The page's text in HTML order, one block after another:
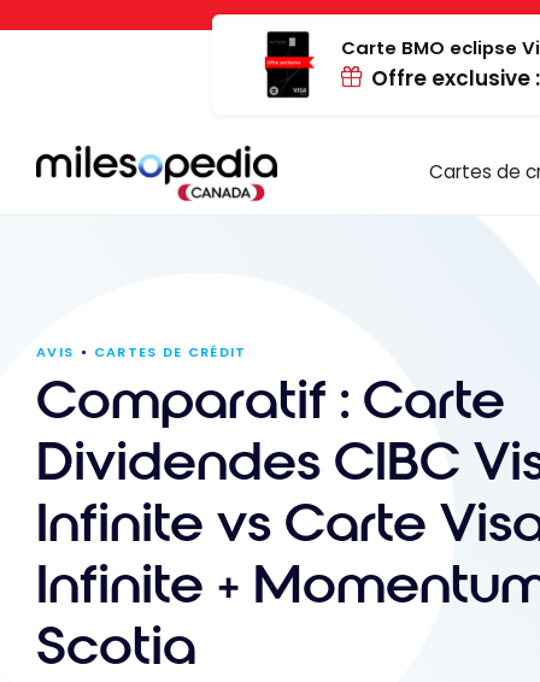
Panneau de gestion des cookies
Carte BMO eclipse
Offre exclusive
Cartes de
AVIS CARTES DE CRÉDIT
Comparatif : Carte
Dividendes CIBC
Infinite vs Carte
Infinite +
Scotia